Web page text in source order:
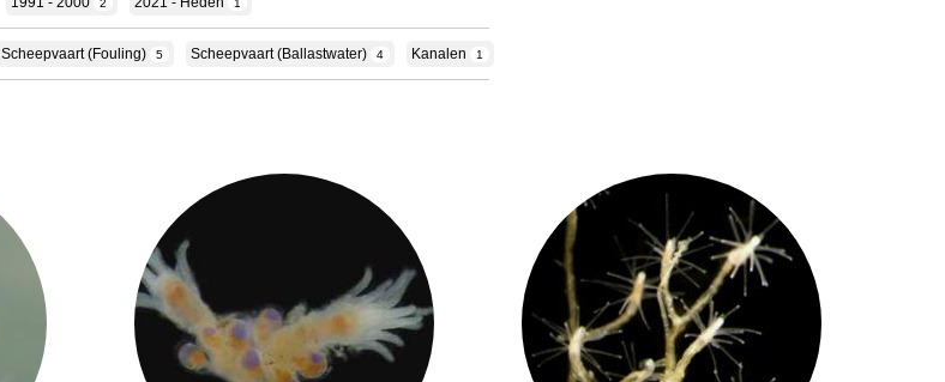
2 1
Scheepvaart (fouling) 5 Scheepvaart (ballastwater) 4 Kanalen 1